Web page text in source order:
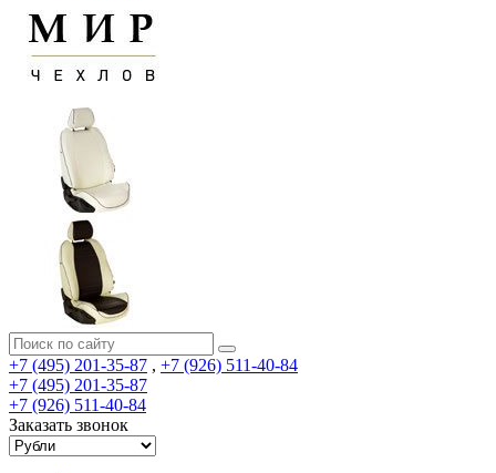
+7 (495) 201-35-87 , +7 (926) 511-40-84
+7 (495) 201-35-87
+7 (926) 511-40-84
Заказать звонок